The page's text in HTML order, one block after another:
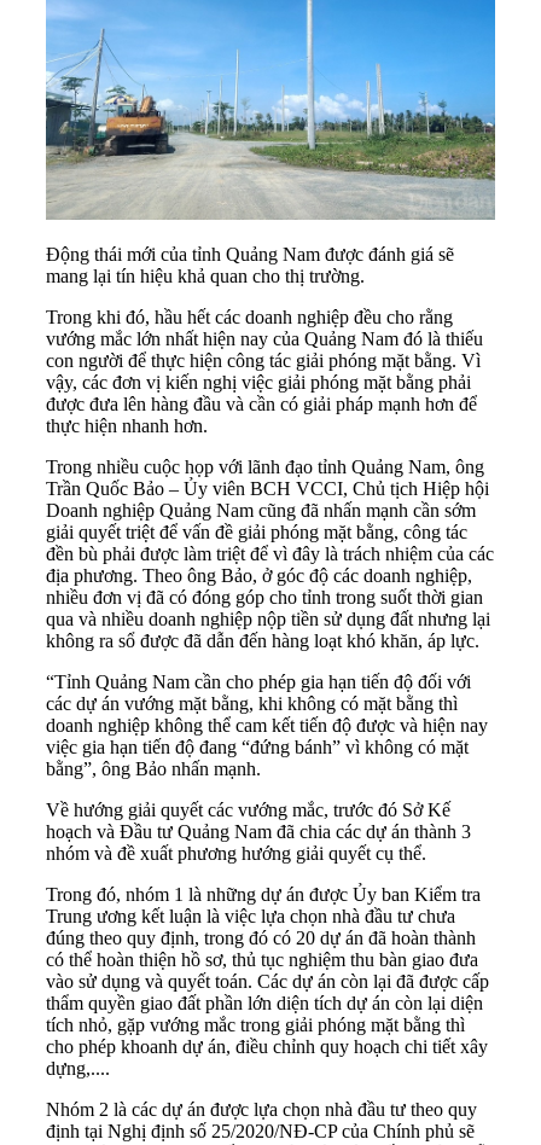
Động thái mới của tỉnh Quảng Nam được đánh giá sẽ
mang lại tín hiệu khả quan cho thị trường.
Trong khi đó, hầu hết các doanh nghiệp đều cho rằng
vướng mắc lớn nhất hiện nay của Quảng Nam đó là thiếu
con người để thực hiện công tác giải phóng mặt bằng. Vì
vậy, các đơn vị kiến nghị việc giải phóng mặt bằng phải
được đưa lên hàng đầu và cần có giải pháp mạnh hơn để
thực hiện nhanh hơn.
Trong nhiều cuộc họp với lãnh đạo tỉnh Quảng Nam, ông
Trần Quốc Bảo – Ủy viên BCH VCCI, Chủ tịch Hiệp hội
Doanh nghiệp Quảng Nam cũng đã nhấn mạnh cần sớm
giải quyết triệt để vấn đề giải phóng mặt bằng, công tác
đền bù phải được làm triệt để vì đây là trách nhiệm của các
địa phương. Theo ông Bảo, ở góc độ các doanh nghiệp,
nhiều đơn vị đã có đóng góp cho tỉnh trong suốt thời gian
qua và nhiều doanh nghiệp nộp tiền sử dụng đất nhưng lại
không ra sổ được đã dẫn đến hàng loạt khó khăn, áp lực.
“Tỉnh Quảng Nam cần cho phép gia hạn tiến độ đối với
các dự án vướng mặt bằng, khi không có mặt bằng thì
doanh nghiệp không thể cam kết tiến độ được và hiện nay
việc gia hạn tiến độ đang “đứng bánh” vì không có mặt
bằng”, ông Bảo nhấn mạnh.
Về hướng giải quyết các vướng mắc, trước đó Sở Kế
hoạch và Đầu tư Quảng Nam đã chia các dự án thành 3
nhóm và đề xuất phương hướng giải quyết cụ thể.
Trong đó, nhóm 1 là những dự án được Ủy ban Kiểm tra
Trung ương kết luận là việc lựa chọn nhà đầu tư chưa
đúng theo quy định, trong đó có 20 dự án đã hoàn thành
có thể hoàn thiện hồ sơ, thủ tục nghiệm thu bàn giao đưa
vào sử dụng và quyết toán. Các dự án còn lại đã được cấp
thẩm quyền giao đất phần lớn diện tích dự án còn lại diện
tích nhỏ, gặp vướng mắc trong giải phóng mặt bằng thì
cho phép khoanh dự án, điều chỉnh quy hoạch chi tiết xây
dựng,....
Nhóm 2 là các dự án được lựa chọn nhà đầu tư theo quy
định tại Nghị định số 25/2020/NĐ-CP của Chính phủ sẽ